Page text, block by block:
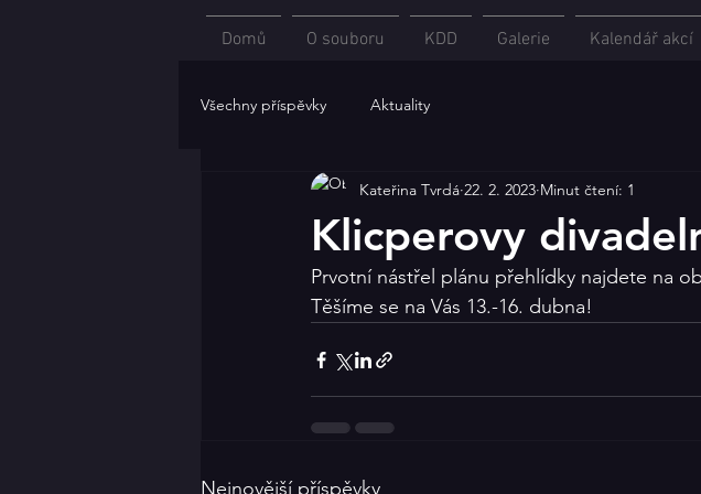
Všechny příspěvky Aktuality
Klicperovy
Kateřina Tvrdá 22. 2. 2023 Minut čtení: 1
Prvotní nástřel plánu přehlídky najdete na
Těšíme se na Vás 13.-16. dubna!
Nejnovější příspěvky
Domů O souboru KDD Galerie Kalendář akcí